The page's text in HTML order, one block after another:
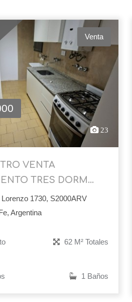
Venta
23
VENTA
TRES DORM...
1730, S2000ARV
Argentina
62 M² Totales
1 Baños